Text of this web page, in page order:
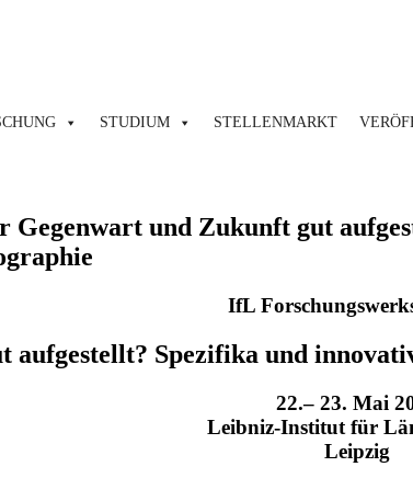
STUDIUM STELLENMARKT
und Zukunft gut
IfL
Spezifika und
22.– 23. Mai
Leibniz-Institut für
Leipzig